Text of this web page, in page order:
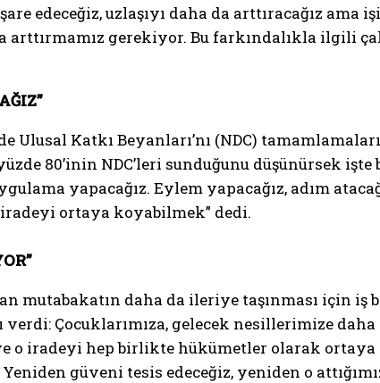
edeceğiz, uzlaşıyı daha da arttıracağız
arttırmamız gerekiyor. Bu farkındalıkla ilgili
Katkı Beyanları’nı (NDC)
80’inin NDC’leri sunduğunu düşünürsek işte
yapacağız. Eylem yapacağız, adım
iradeyi ortaya koyabilmek” dedi.
mutabakatın daha da ileriye taşınması için
verdi: Çocuklarımıza, gelecek nesillerimize
o iradeyi hep birlikte hükümetler olarak ortaya
güveni tesis edeceğiz, yeniden o